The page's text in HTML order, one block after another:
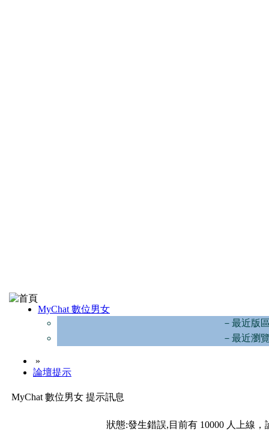
MyChat 數位男女
－最近版
－最近瀏
»
論壇提示
MyChat 數位男女 提示訊息
狀態:發生錯誤,目前有 10000 人上線